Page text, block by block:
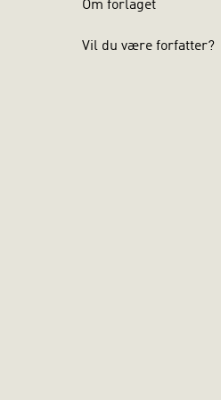
Om forlaget
Vil du være forfatter?